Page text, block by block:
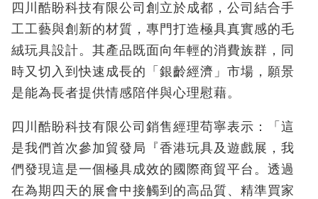
四川酷盼科技有限公司創立於成都，公司結合手
工工藝與創新的材質，專門打造極具真實感的毛
絨玩具設計。其產品既面向年輕的消費族群，同
時又切入到快速成長的「銀齡經濟」市場，願景
是能為長者提供情感陪伴與心理慰藉。
四川酷盼科技有限公司銷售經理苟寧表示：「這
是我們首次參加貿發局『香港玩具及遊戲展，我
們發現這是一個極具成效的國際商貿平台。透過
在為期四天的展會中接觸到的高品質、精準買家